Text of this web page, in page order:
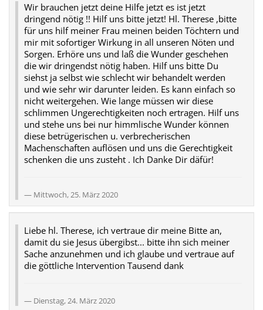
Wir brauchen jetzt deine Hilfe jetzt es ist jetzt
dringend nötig !! Hilf uns bitte jetzt! Hl. Therese ,bitte
für uns hilf meiner Frau meinen beiden Töchtern und
mir mit sofortiger Wirkung in all unseren Nöten und
Sorgen. Erhöre uns und laß die Wunder geschehen
die wir dringendst nötig haben. Hilf uns bitte Du
siehst ja selbst wie schlecht wir behandelt werden
und wie sehr wir darunter leiden. Es kann einfach so
nicht weitergehen. Wie lange müssen wir diese
schlimmen Ungerechtigkeiten noch ertragen. Hilf uns
und stehe uns bei nur himmlische Wunder können
diese betrügerischen u. verbrecherischen
Machenschaften auflösen und uns die Gerechtigkeit
schenken die uns zusteht . Ich Danke Dir däfür!
Mittwoch, 25. März 2020
Liebe hl. Therese, ich vertraue dir meine Bitte an,
damit du sie Jesus übergibst... bitte ihn sich meiner
Sache anzunehmen und ich glaube und vertraue auf
die göttliche Intervention Tausend dank
Dienstag, 24. März 2020